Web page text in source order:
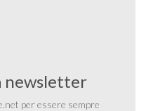
newsletter
per essere sempre